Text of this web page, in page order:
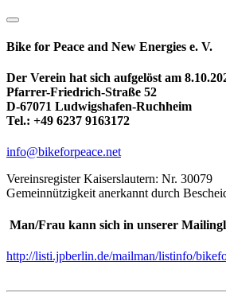
Bike for Peace and New Energies e. V.
Der Verein hat sich aufgelöst am
Pfarrer-Friedrich-Straße 52
D-67071 Ludwigshafen-Ruchheim
Tel.: +49 6237 9163172
info@bikeforpeace.net
Vereinsregister Kaiserslautern: Nr. 30079
Gemeinnützigkeit anerkannt durch
Man/Frau kann sich in unserer
http://listi.jpberlin.de/mailman/listinfo/